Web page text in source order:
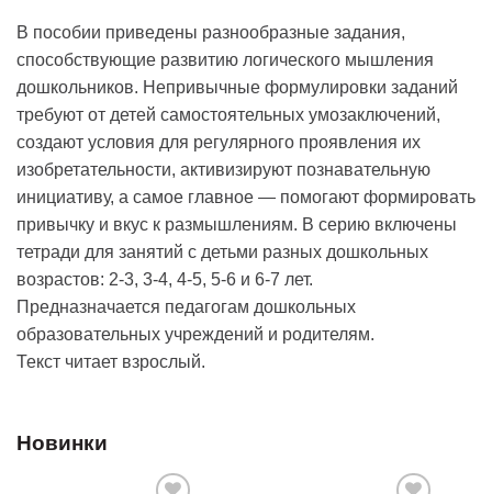
В пособии приведены разнообразные задания,
способствующие развитию логического мышления
дошкольников. Непривычные формулировки заданий
требуют от детей самостоятельных умозаключений,
создают условия для регулярного проявления их
изобретательности, активизируют познавательную
инициативу, а самое главное — помогают формировать
привычку и вкус к размышлениям. В серию включены
тетради для занятий с детьми разных дошкольных
возрастов: 2-3, 3-4, 4-5, 5-6 и 6-7 лет.
Предназначается педагогам дошкольных
образовательных учреждений и родителям.
Текст читает взрослый.
Новинки